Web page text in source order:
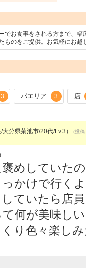
でお食事をされる方まで、
ものをご提供。お気軽にお越
3 パエリア 3 店
大分県菊池市/20代/Lv.3） (投
めしていた
かけで行く
ていたら店
何が美味し
り色々楽し